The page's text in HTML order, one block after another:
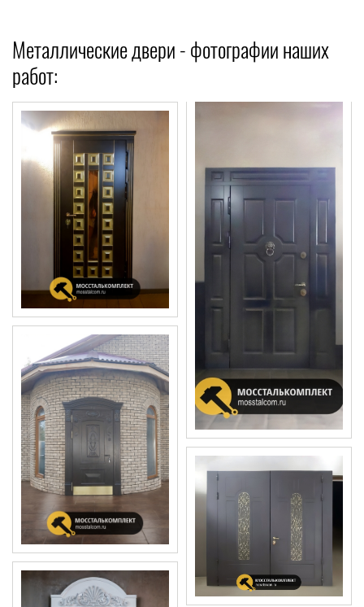
Металлические двери - фотографии наших
работ: